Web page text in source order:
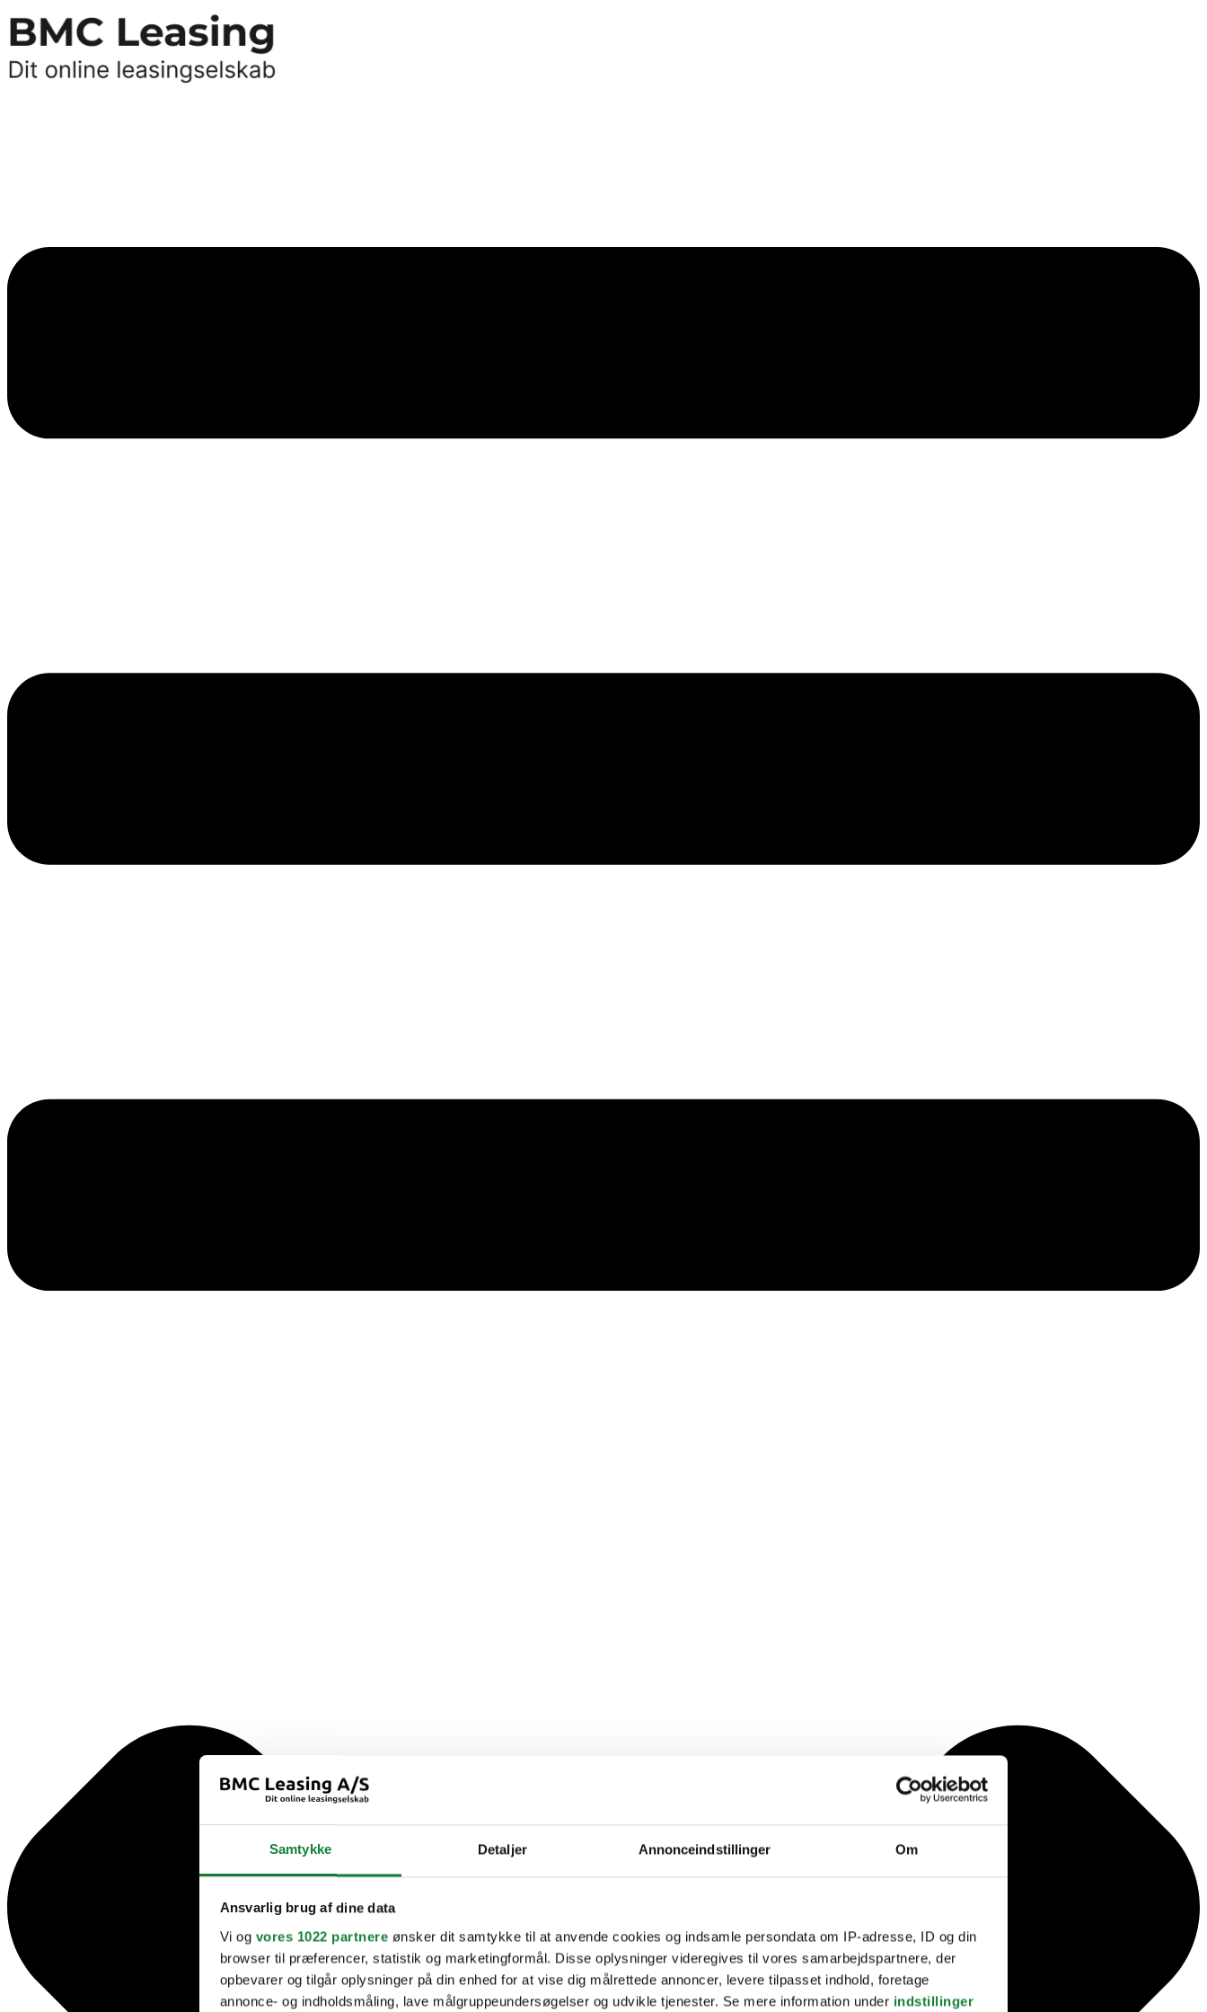
Samtykke Detaljer Annonceindstillinger Om
Ansvarlig brug af dine data
Vi og vores 1022 partnere ønsker dit samtykke til at anvende cookies og indsamle persondata om IP-adresse, ID og din
browser til præferencer, statistik og marketingformål. Disse oplysninger videregives til vores samarbejdspartnere, der
opbevarer og tilgår oplysninger på din enhed for at vise dig målrettede annoncer, levere tilpasset indhold, foretage
annonce- og indholdsmåling, lave målgruppeundersøgelser og udvikle tjenester. Se mere information under indstillinger
til
indhold